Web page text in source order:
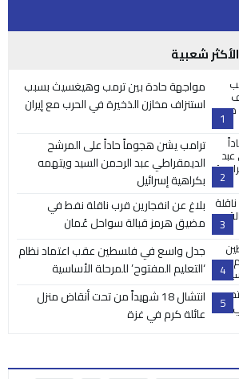
الأكثر شعبية
1
مواجهة حادة بين ترمب وهيغسيث بسبب
استنزاف مخازن الذخيرة في الحرب مع إيران
2
ترامب يشن هجوماً حاداً على المرشح
الديمقراطي عبد الرحمن السيد ويتهمه
بكراهية إسرائيل
3
بلاغ عن انفجارين قرب ناقلة نفط في
مضيق هرمز قبالة سواحل عُمان
4
جدل واسع في فلسطين عقب اعتماد نظام
‘التعليم المفتوح’ للمرحلة الأساسية
5
انتشال 18 شهيداً من تحت أنقاض منزل
عائلة كرم في غزة